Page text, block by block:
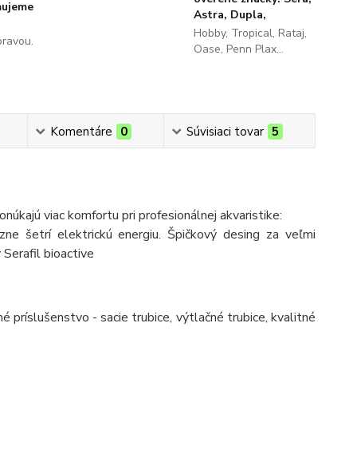
Astra, Dupla,
Hobby, Tropical, Rataj,
Oase, Penn Plax...
Komentáre 0 Súvisiaci tovar 5
viac komfortu pri profesionálnej akvaristike:
šetrí elektrickú energiu. Špičkový desing za veľmi
Serafil bioactive
príslušenstvo - sacie trubice, výtlačné trubice, kvalitné